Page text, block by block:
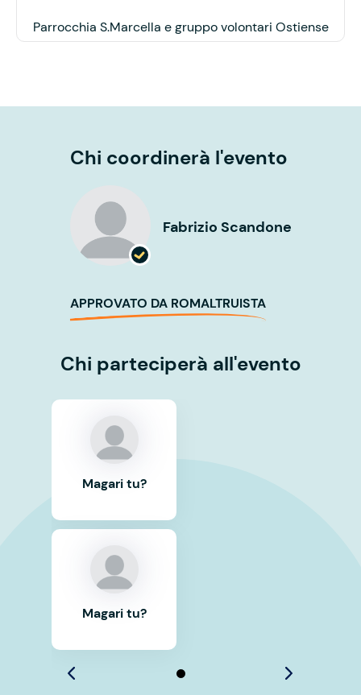
Parrocchia S.Marcella e gruppo volontari Ostiense
Chi coordinerà l'evento
Fabrizio Scandone
APPROVATO DA ROMALTRUISTA
Chi parteciperà all'evento
Magari tu?
Magari tu?